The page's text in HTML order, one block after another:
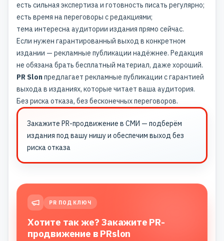
есть сильная экспертиза и готовность писать регулярно;
есть время на переговоры с редакциями;
тема интересна аудитории издания прямо сейчас.
Если нужен гарантированный выход в конкретном
издании — рекламные публикации надёжнее. Редакция
не обязана брать бесплатный материал, даже хороший.
PR Slonпредлагает рекламные публикации с гарантией
выхода в изданиях, которые читает ваша аудитория.
Без риска отказа, без бесконечных переговоров.
Закажите PR-продвижение в СМИ — подберём
издания под вашу нишу и обеспечим выход без
риска отказа
PR ПОД КЛЮЧ
Хотите так же? Закажите PR-
продвижение в PRslon